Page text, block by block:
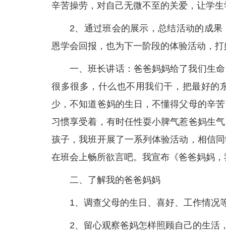
辛苦操劳，对自己无微不至的关爱，让学
2、通过班会的展示，总结活动的成
恩学会回报，也为下一阶段的体验活动，
一、班长讲话：爸爸妈妈给了我们生
很多很多，什么也不用我们干，把最好的
少，不知道爸妈的生日，不懂得父母的辛
习惯享受着，有时任性耍小脾气惹爸妈生
孩子，我班开展了一系列体验活动，相信
在班会上畅所欲言吧。我宣布《爸爸妈妈
二、了解我的爸爸妈妈
1、调查父母的生日、喜好、工作情况
2、留心观察爸妈怎样照顾自己的生活